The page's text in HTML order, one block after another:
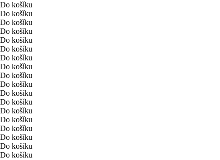
Do košíku
Do košíku
Do košíku
Do košíku
Do košíku
Do košíku
Do košíku
Do košíku
Do košíku
Do košíku
Do košíku
Do košíku
Do košíku
Do košíku
Do košíku
Do košíku
Do košíku
Do košíku